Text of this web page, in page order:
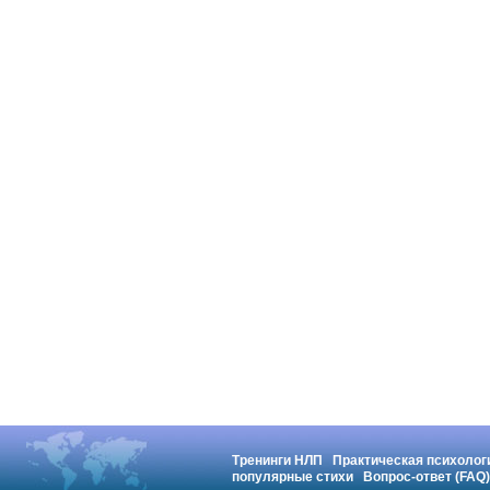
Тренинги НЛП
Практическая
популярные стихи
Вопрос-ответ (FAQ)